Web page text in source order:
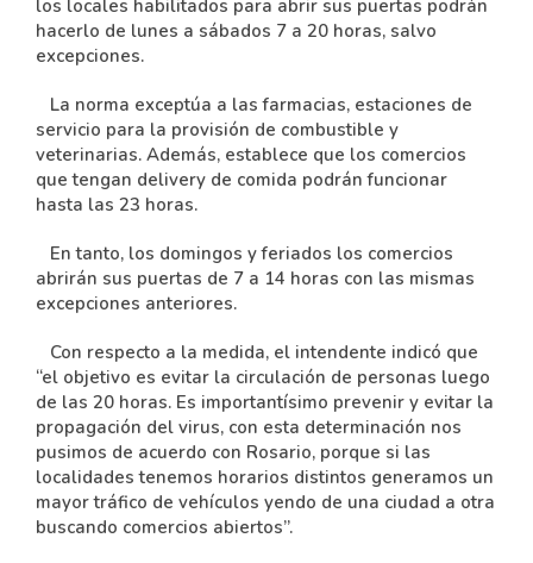
los locales habilitados para abrir sus puertas podrán
hacerlo de lunes a sábados 7 a 20 horas, salvo
excepciones.
La norma exceptúa a las farmacias, estaciones de
servicio para la provisión de combustible y
veterinarias. Además, establece que los comercios
que tengan delivery de comida podrán funcionar
hasta las 23 horas.
En tanto, los domingos y feriados los comercios
abrirán sus puertas de 7 a 14 horas con las mismas
excepciones anteriores.
Con respecto a la medida, el intendente indicó que
“el objetivo es evitar la circulación de personas luego
de las 20 horas. Es importantísimo prevenir y evitar la
propagación del virus, con esta determinación nos
pusimos de acuerdo con Rosario, porque si las
localidades tenemos horarios distintos generamos un
mayor tráfico de vehículos yendo de una ciudad a otra
buscando comercios abiertos”.